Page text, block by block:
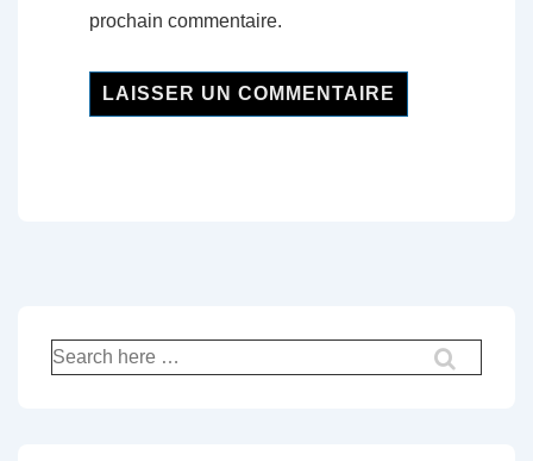
prochain commentaire.
Recherche
pour: